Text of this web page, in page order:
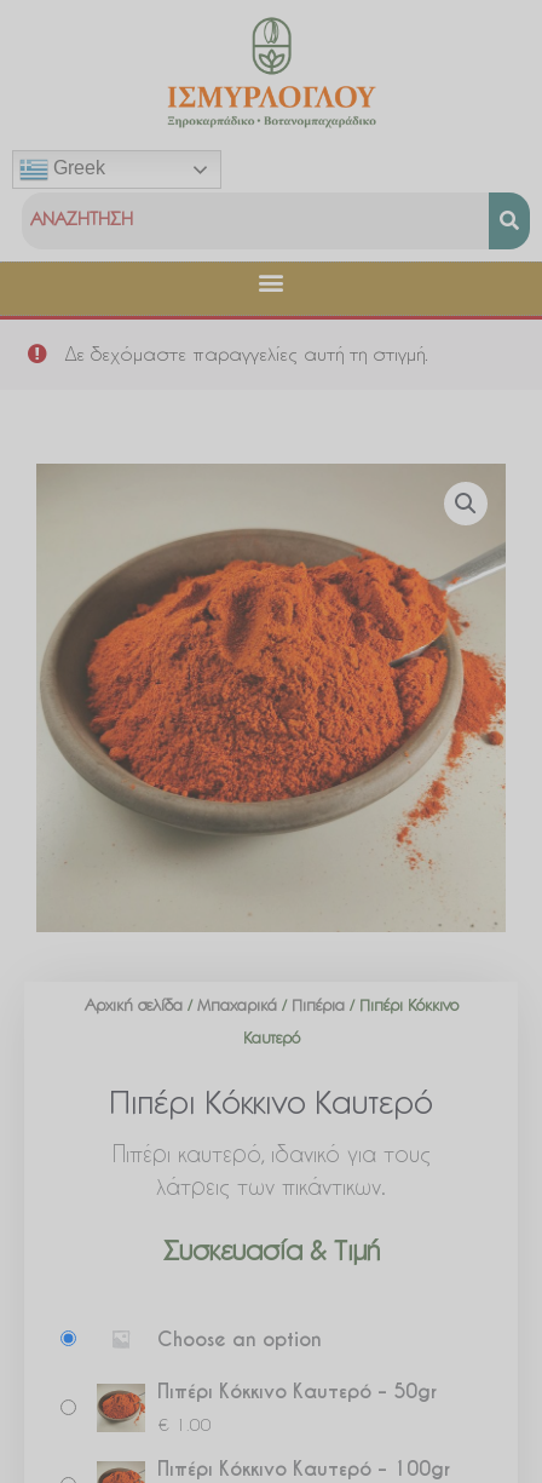
Greek
Δε δεχόμαστε παραγγελίες αυτή τη στιγμή.
Αρχική σελίδα/ Μπαχαρικά/ Πιπέρια/ Πιπέρι Κόκκινο
Καυτερό
Πιπέρι Κόκκινο Καυτερό
Πιπέρι καυτερό, ιδανικό για τους
λάτρεις των πικάντικων.
Συσκευασία & Τιμή
Choose an option
Πιπέρι Κόκκινο Καυτερό – 50gr
€ 1.00
Πιπέρι Κόκκινο Καυτερό – 100gr
Κόκκινο
Καυτερό
ποσότητα